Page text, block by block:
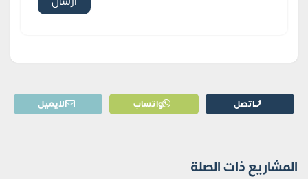
اتصل واتساب الايميل
المشاريع ذات الصلة